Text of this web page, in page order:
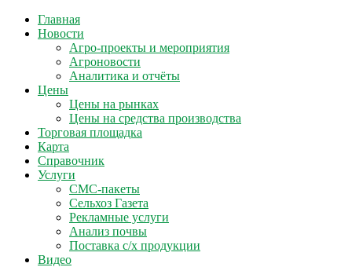
Главная
Новости
Агро-проекты и мероприятия
Агроновости
Аналитика и отчёты
Цены
Цены на рынках
Цены на средства производства
Торговая площадка
Карта
Справочник
Услуги
СМС-пакеты
Сельхоз Газета
Рекламные услуги
Анализ почвы
Поставка с/х продукции
Видео